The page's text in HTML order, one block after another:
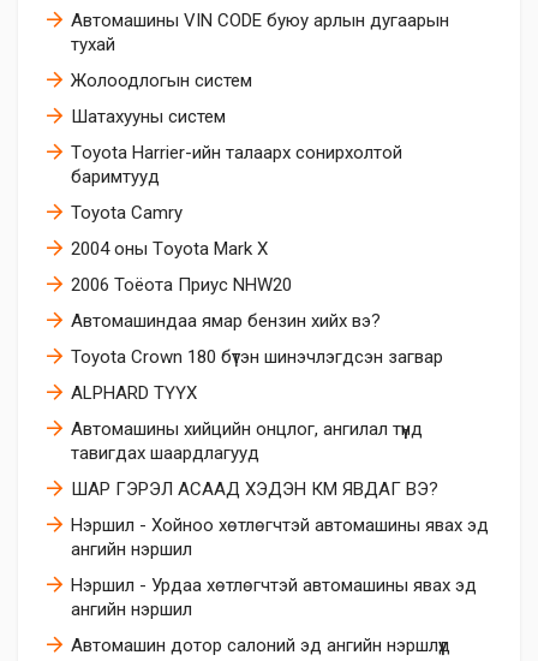
Автомашины VIN CODE буюу арлын дугаарын
тухай
Жолоодлогын систем
Шатахууны систем
Тoyota Harrier-ийн талаарх сонирхолтой
баримтууд
Toyota Camry
2004 оны Тoyota Mark X
2006 Тоёота Приус NHW20
Автомашиндаа ямар бензин хийх вэ?
Toyota Crown 180 бүтэн шинэчлэгдсэн загвар
ALPHARD ТҮҮХ
Автомашины хийцийн онцлог, ангилал түүнд
тавигдах шаардлагууд
ШАР ГЭРЭЛ АСААД ХЭДЭН КМ ЯВДАГ ВЭ?
Нэршил - Хойноо хөтлөгчтэй автомашины явах эд
ангийн нэршил
Нэршил - Урдаа хөтлөгчтэй автомашины явах эд
ангийн нэршил
Автомашин дотор салоний эд ангийн нэршлүүд